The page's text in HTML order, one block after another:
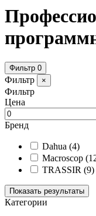
Фильтр 0
Фильтр ×
Фильтр
Цена
Бренд
Dahua (4)
Macroscop
TRASSIR (9)
Показать результаты
Категории